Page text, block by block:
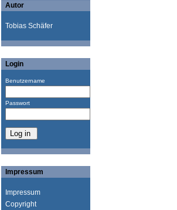
Autor
Tobias Schäfer
Login
Benutzername
Passwort
Impressum
Impressum
Copyright